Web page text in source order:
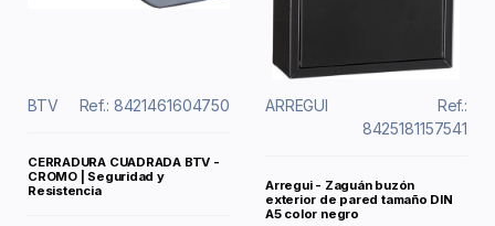
BTV Ref.: 8421461604750
CERRADURA CUADRADA BTV -
CROMO | Seguridad y
Resistencia
ARREGUI
Ref.:
8425181157541
Arregui - Zaguán buzón
exterior de pared tamaño DIN
A5 color negro